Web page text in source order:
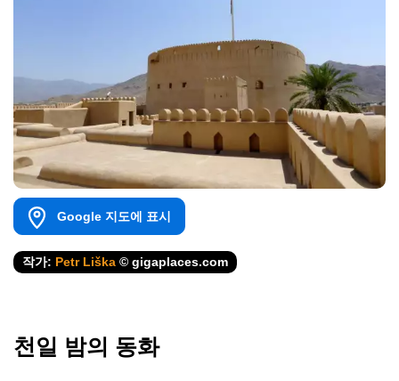
Google 지도에 표시
작가: Petr Liška © gigaplaces.com
천일 밤의 동화